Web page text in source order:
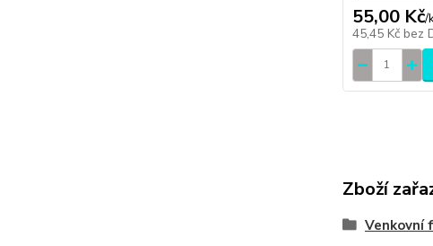
55,00 Kč/
45,45 Kč bez
Zboží
Venkovní